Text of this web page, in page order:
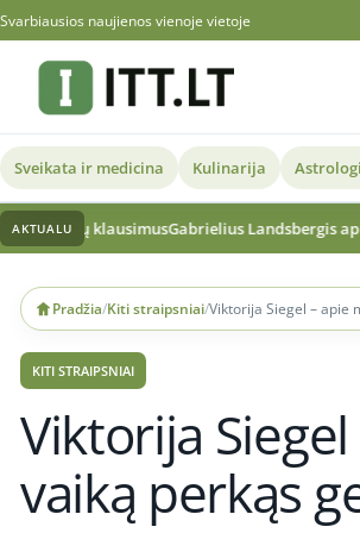
Svarbiausios naujienos vienoje vietoje
Sveikata ir medicina Kulinarija
AKTUALULandsbergis apie sugrįžimą į politiką:
content
Pradžia/Kiti straipsniai/Viktorija Siegel – apie
KITI STRAIPSNIAI
Viktorija
vaiką perkąs